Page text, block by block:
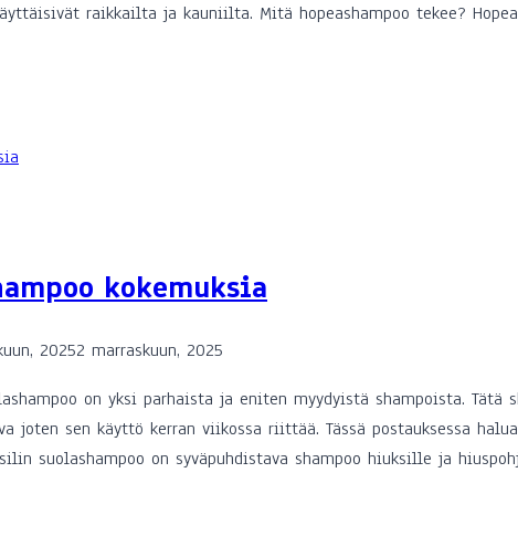
raikkailta ja kauniilta. Mitä hopeashampoo tekee?
kokemuksia
20252 marraskuun, 2025
on yksi parhaista ja eniten myydyistä shampoista.
joten sen käyttö kerran viikossa riittää. Tässä postauksessa
suolashampoo on syväpuhdistava shampoo hiuksille ja